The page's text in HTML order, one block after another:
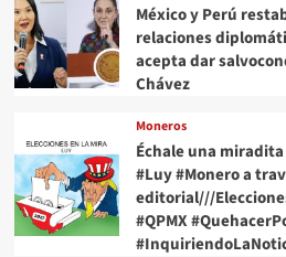
México y Perú
relaciones
acepta dar
Chávez
Moneros
Échale una
#Luy #Monero a
editorial///
#QPMX